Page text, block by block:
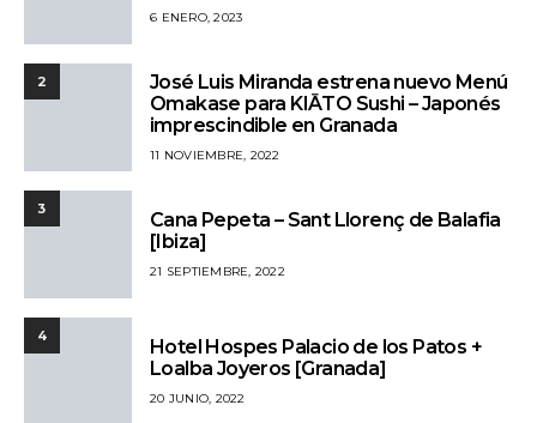
6 ENERO, 2023
2
José Luis Miranda estrena nuevo Menú
Omakase para KIĀTO Sushi – Japonés
imprescindible en Granada
11 NOVIEMBRE, 2022
3
Cana Pepeta – Sant Llorenç de Balafia
[Ibiza]
21 SEPTIEMBRE, 2022
4
Hotel Hospes Palacio de los Patos +
Loalba Joyeros [Granada]
20 JUNIO, 2022